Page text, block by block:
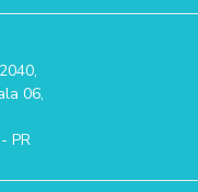
06,
PR